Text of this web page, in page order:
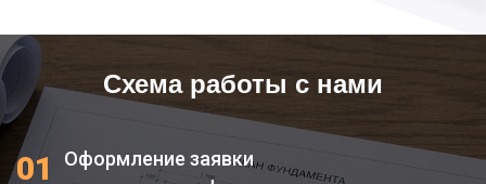
Схема работы с нами
01
Оформление заявки